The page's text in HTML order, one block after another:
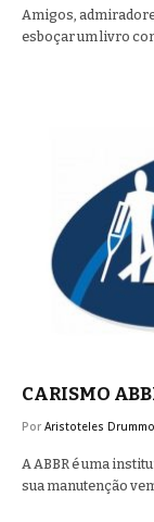
Amigos,
esboçar um livro
CARISMO
Por Aristoteles
A ABBR é uma
sua manutenção